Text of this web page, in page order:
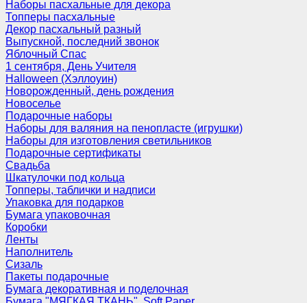
Наборы пасхальные для декора
Топперы пасхальные
Декор пасхальный разный
Выпускной, последний звонок
Яблочный Спас
1 сентября, День Учителя
Halloween (Хэллоуин)
Новорожденный, день рождения
Новоселье
Подарочные наборы
Наборы для валяния на пенопласте (игрушки)
Наборы для изготовления светильников
Подарочные сертификаты
Свадьба
Шкатулочки под кольца
Топперы, таблички и надписи
Упаковка для подарков
Бумага упаковочная
Коробки
Ленты
Наполнитель
Сизаль
Пакеты подарочные
Бумага декоративная и поделочная